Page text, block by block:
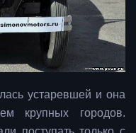
устаревшей и она
крупных городов.